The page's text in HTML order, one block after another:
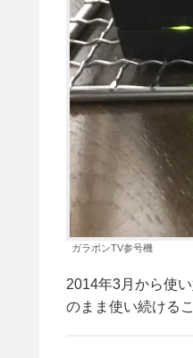
ガラポンTV参号機
2014年3月から使
のまま使い続ける